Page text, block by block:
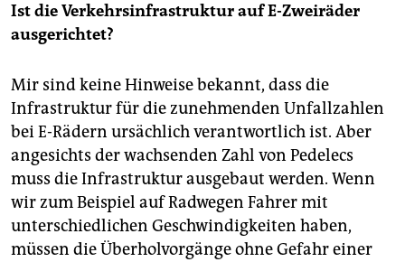
Ist die Verkehrsinfrastruktur auf E-Zweiräder
ausgerichtet?
Mir sind keine Hinweise bekannt, dass die
Infrastruktur für die zunehmenden Unfallzahlen
bei E-Rädern ursächlich verantwortlich ist. Aber
angesichts der wachsenden Zahl von Pedelecs
muss die Infrastruktur ausgebaut werden. Wenn
wir zum Beispiel auf Radwegen Fahrer mit
unterschiedlichen Geschwindigkeiten haben,
müssen die Überholvorgänge ohne Gefahr einer